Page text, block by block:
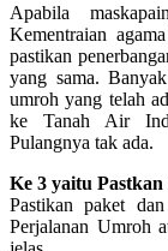
Apabila
Kementraian
pastikan
yang sama.
umroh yang telah
ke Tanah Air
Pulangnya tak ada.
Ke 3 yaitu
Pastikan paket
Perjalanan Umroh